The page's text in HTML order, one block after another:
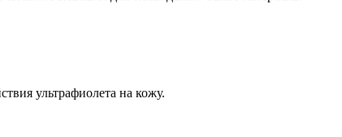
ультрафиолета на кожу.